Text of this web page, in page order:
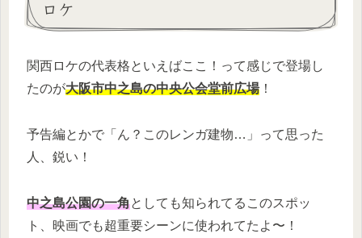
ロケ
関西ロケの代表格といえばここ！って感じで登場し
たのが大阪市中之島の中央公会堂前広場！
予告編とかで「ん？このレンガ建物…」って思った
人、鋭い！
中之島公園の一角としても知られてるこのスポッ
ト、映画でも超重要シーンに使われてたよ〜！